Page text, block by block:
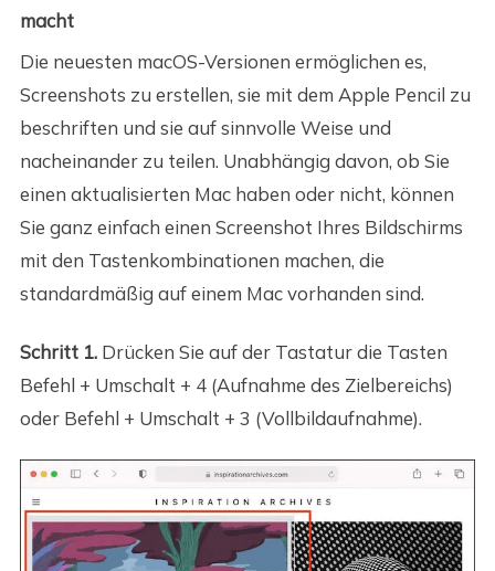
macht
Die neuesten macOS-Versionen ermöglichen es,
Screenshots zu erstellen, sie mit dem Apple Pencil zu
beschriften und sie auf sinnvolle Weise und
nacheinander zu teilen. Unabhängig davon, ob Sie
einen aktualisierten Mac haben oder nicht, können
Sie ganz einfach einen Screenshot Ihres Bildschirms
mit den Tastenkombinationen machen, die
standardmäßig auf einem Mac vorhanden sind.
Schritt 1.Drücken Sie auf der Tastatur die Tasten
Befehl + Umschalt + 4 (Aufnahme des Zielbereichs)
oder Befehl + Umschalt + 3 (Vollbildaufnahme).